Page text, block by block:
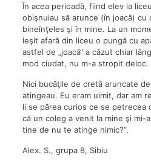
În acea perioadă, fiind elev la
obişnuiau să arunce (în joacă) cu
bineînţeles şi în mine. La un
ieşit afară din liceu o pungă cu
astfel de „joacă“ a căzut chiar
mod ciudat, nu m-a stropit deloc.
Nici bucăţile de cretă aruncate
atingeau. Eu eram uimit, dar am
li se părea curios ce se petrecea
că un coleg a venit la mine şi mi-
tine de nu te atinge nimic?“.
Alex. S., grupa 8, Sibiu